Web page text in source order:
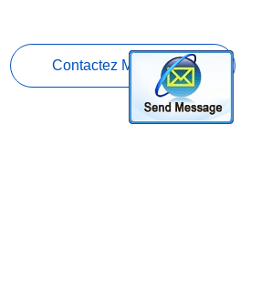
Contactez Maintenant